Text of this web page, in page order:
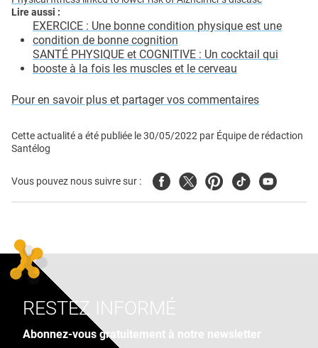
Lire aussi :
EXERCICE : Une bonne condition physique est une
condition de bonne cognition
SANTÉ PHYSIQUE et COGNITIVE : Un cocktail qui
booste à la fois les muscles et le cerveau
Pour en savoir plus et partager vos commentaires
Cette actualité a été publiée le30/05/2022 par Équipe de rédaction
Santélog
Vous pouvez nous suivre sur : FacebookTwitterPinterest
TiktokYoutube
RESTEZ INFORMÉ
Abonnez-vous gratuitement à notre newsletter